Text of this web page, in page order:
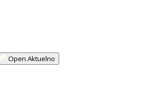
Open Aktuelno